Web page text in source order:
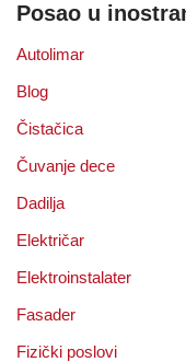
Posao u
Autolimar
Blog
Čistačica
Čuvanje dece
Dadilja
Električar
Elektroinstalater
Fasader
Fizički poslovi